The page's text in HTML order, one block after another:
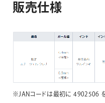
販売仕様
※JANコードは最初に 4902506 を